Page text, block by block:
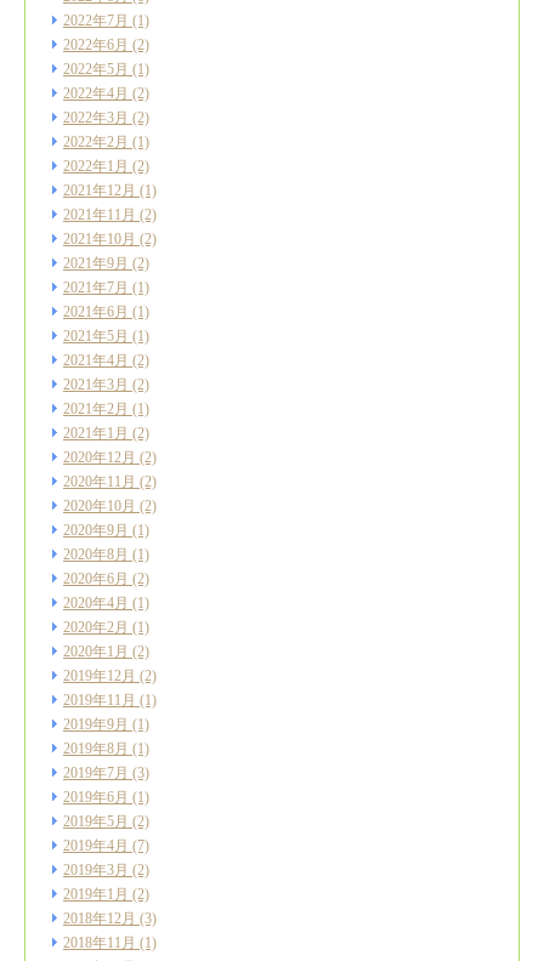
2022年7月 (1)
2022年6月 (2)
2022年5月 (1)
2022年4月 (2)
2022年3月 (2)
2022年2月 (1)
2022年1月 (2)
2021年12月 (1)
2021年11月 (2)
2021年10月 (2)
2021年9月 (2)
2021年7月 (1)
2021年6月 (1)
2021年5月 (1)
2021年4月 (2)
2021年3月 (2)
2021年2月 (1)
2021年1月 (2)
2020年12月 (2)
2020年11月 (2)
2020年10月 (2)
2020年9月 (1)
2020年8月 (1)
2020年6月 (2)
2020年4月 (1)
2020年2月 (1)
2020年1月 (2)
2019年12月 (2)
2019年11月 (1)
2019年9月 (1)
2019年8月 (1)
2019年7月 (3)
2019年6月 (1)
2019年5月 (2)
2019年4月 (7)
2019年3月 (2)
2019年1月 (2)
2018年12月 (3)
2018年11月 (1)